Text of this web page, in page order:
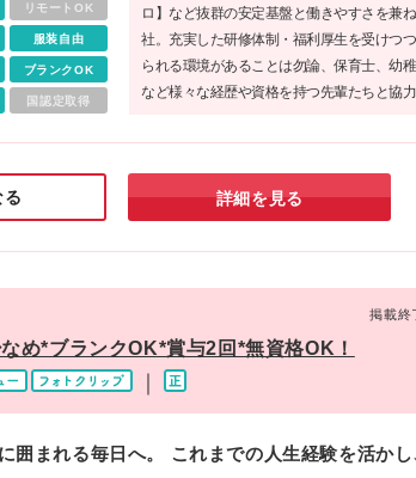
田公園、志木、川口、三郷 ■千葉
知県 名古屋伏見、名駅 ■静岡県
びこ、心斎橋、なんば日本橋、
※本社：東京都目黒区上目黒2-1-1
リモートOK
服装自由
ブランクOK
国認定取得
ロ】など抜群の安定基盤と働きやすさを兼
社。充実した研修体制・福利厚生を受けつ
られる環境があることは勿論、保育士、幼
など様々な経歴や資格を持つ先輩たちと協
感じました！同社で目の前の方に寄り添う
ませんか。
る 詳細を見る
掲載
め*ブランクOK*賞与2回*無資格OK！
囲まれる毎日へ。 これまでの人生経験を活かし